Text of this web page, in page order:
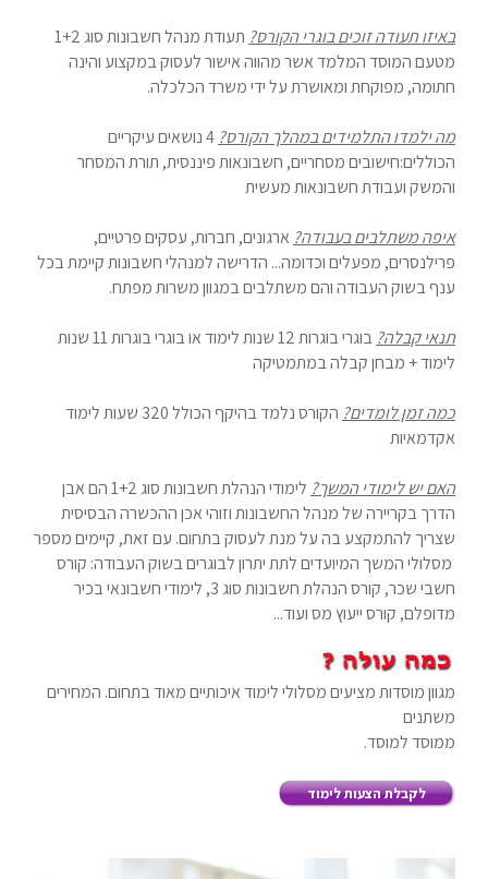
באיזו תעודה זוכים בוגרי הקורס?
תעודת מנהל חשבונות סוג 1+2
מטעם המוסד המלמד אשר מהווה אישור לעסוק במקצוע והינה
חתומה, מפוקחת ומאושרת על ידי משרד הכלכלה.
מה ילמדו התלמידים במהלך הקורס?
4 נושאים עיקריים
הכוללים:חישובים מסחריים, חשבונאות פיננסית, תורת המסחר
והמשק ועבודת חשבונאות מעשית
איפה משתלבים בעבודה? ארגונים, חברות, עסקים פרטיים,
פרילנסרים, מפעלים וכדומה... הדרישה למנהלי חשבונות קיימת בכל
ענף בשוק העבודה והם משתלבים במגוון משרות מפתח.
תנאי קבלה?
בוגרי בוגרות 12 שנות לימוד או בוגרי בוגרות 11 שנות
לימוד + מבחן קבלה במתמטיקה
כמה זמן לומדים?
הקורס נלמד בהיקף הכולל 320 שעות לימוד
אקדמאיות
האם יש לימודי המשך?
לימודי הנהלת חשבונות סוג 1+2 הם אבן
הדרך בקריירה של מנהל החשבונות וזוהי אכן ההכשרה הבסיסית
שצריך להתמקצע בה על מנת לעסוק בתחום. עם זאת, קיימים מספר
מסלולי המשך המיועדים לתת יתרון לבוגרים בשוק העבודה: קורס
חשבי שכר, קורס הנהלת חשבונות סוג 3, לימודי חשבונאי בכיר
מדופלם, קורס ייעוץ מס ועוד...
מגוון מוסדות מציעים מסלולי לימוד איכותיים מאוד בתחום. המחירים
משתנים
ממוסד למוסד.
לקבלת הצעות לימוד